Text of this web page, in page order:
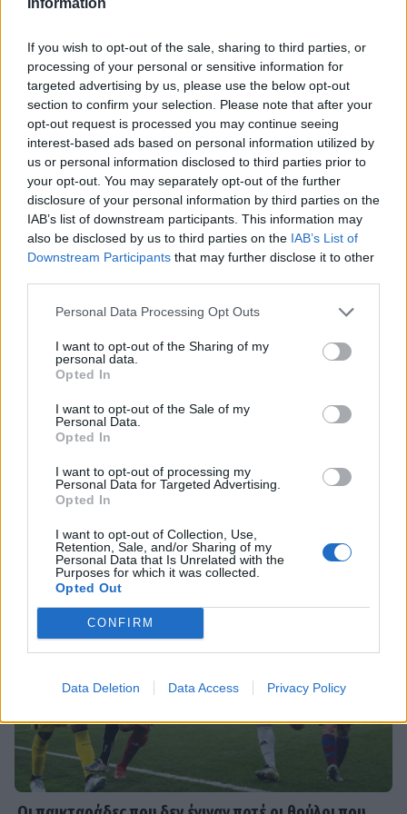
If you wish to opt-out of the sale, sharing to third parties, or
processing of your personal or sensitive information for
targeted advertising by us, please use the below opt-out
section to confirm your selection. Please note that after your
opt-out request is processed you may continue seeing
interest-based ads based on personal information utilized by
us or personal information disclosed to third parties prior to
your opt-out. You may separately opt-out of the further
disclosure of your personal information by third parties on the
IAB’s list of downstream participants. This information may
also be disclosed by us to third parties on the IAB’s List of
Downstream Participants that may further disclose it to other
Personal Data Processing Opt Outs
I want to opt-out of the Sharing of my
personal data.
Opted In
I want to opt-out of the Sale of my
Personal Data.
Opted In
I want to opt-out of processing my
Personal Data for Targeted Advertising.
Opted In
I want to opt-out of Collection, Use,
Retention, Sale, and/or Sharing of my
Personal Data that Is Unrelated with the
Purposes for which it was collected.
Opted Out
CONFIRM
Data Deletion Data Access Privacy Policy
Ιωάννα Μπούκη: «"Βασανίζω" τον
Κώστας Φραγκολιάς: Μια «κούκλα»
ξάπλωσε πάνω του στο κρεβάτι
SHOWBIZ
Ντόρα Κουτροκόη: Στο Παρίσι με τον
έρωτα της ζωής της, τον γιο της
Κωνσταντίνο
Δούκισσα Νομικού:Οικογενειακές
διακοπές από τη Μύκονο στον
επίγειο παράδεισο της Γαλλικής
Πολυνησίας
Άννα Ζηρδέλη - Άρθουρ
Παπαδόπουλος: Eπέλεξαν τη μακρινή
Αυστραλία για να περάσουν τις
διακοπές τους
SHOWBIZ
ΟΛΕΣ ΟΙ ΕΙΔΗΣΕΙΣ
DPG NETWORK
Σέρρες: «Δεν ήταν μόνο η ταχύτητα» – Η ανάλυση
πραγματογνώμονα για το σφοδρό δυστύχημα